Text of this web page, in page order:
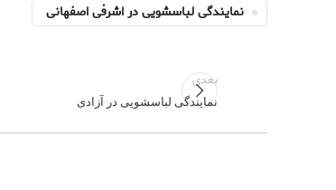
نمایندگی لباسشویی در اشرفی اصفهانی
بعدی
نمایندگی لباسشویی در آزادی